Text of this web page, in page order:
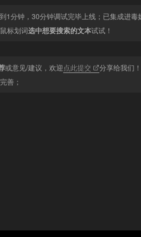
1分钟，30分钟调试完毕上线；已集成进毒
标划词选中想要搜索的文本试试！
或意见/建议，欢迎 点此提交
分享给我们
善；